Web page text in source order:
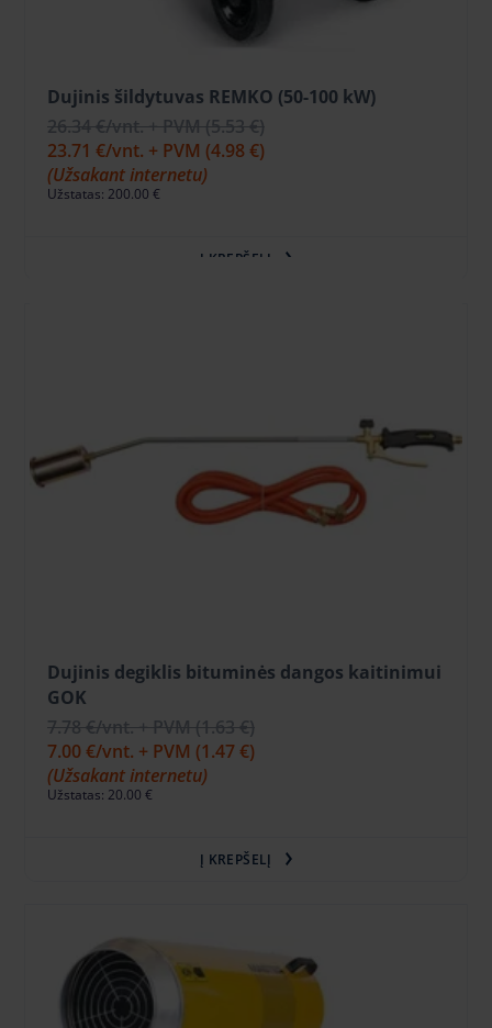
Dujinis šildytuvas REMKO (50-100 kW)
26.34 €/vnt. + PVM(5.53 €)
23.71 €/vnt. + PVM (4.98 €)
(Užsakant internetu)
Užstatas: 200.00 €
Į KREPŠELĮ
Dujinis degiklis bituminės dangos kaitinimui
GOK
7.78 €/vnt. + PVM(1.63 €)
7.00 €/vnt. + PVM (1.47 €)
(Užsakant internetu)
Užstatas: 20.00 €
Į KREPŠELĮ